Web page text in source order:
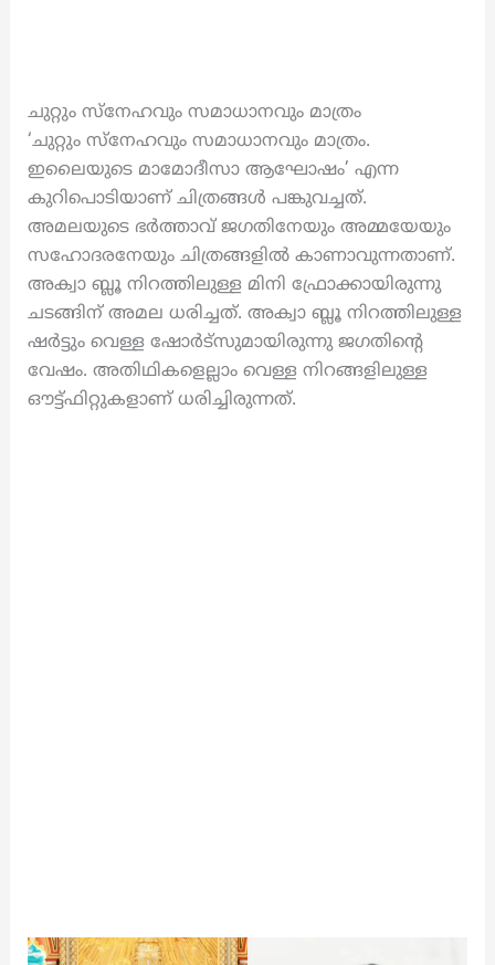
ചുറ്റും സ്നേഹവും സമാധാനവും മാത്രം
‘ചുറ്റും സ്നേഹവും സമാധാനവും മാത്രം.
ഇലൈയുടെ മാമോദീസാ ആഘോഷം’ എന്ന
കുറിപൊടിയാണ് ചിത്രങ്ങൾ പങ്കുവച്ചത്.
അമലയുടെ ഭർത്താവ് ജഗതിനേയും അമ്മയേയും
സഹോദരനേയും ചിത്രങ്ങളിൽ കാണാവുന്നതാണ്.
അക്വാ ബ്ലൂ നിറത്തിലുള്ള മിനി ഫ്രോക്കായിരുന്നു
ചടങ്ങിന് അമല ധരിച്ചത്. അക്വാ ബ്ലൂ നിറത്തിലുള്ള
ഷർട്ടും വെള്ള ഷോർട്സുമായിരുന്നു ജഗതിന്റെ
വേഷം. അതിഥികളെല്ലാം വെള്ള നിറങ്ങളിലുള്ള
ഔട്ട്ഫിറ്റുകളാണ് ധരിച്ചിരുന്നത്.